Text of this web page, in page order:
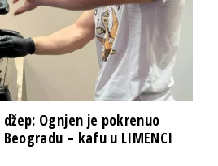
Ognjen je pokrenuo
– kafu u LIMENCI